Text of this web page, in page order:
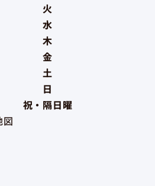
火
水
木
金
土
日
祝・隔日曜
図